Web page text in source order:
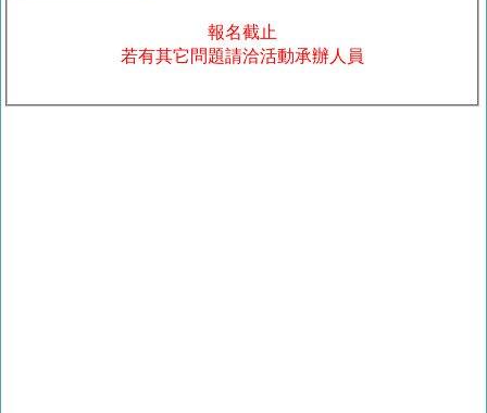
報名截止
若有其它問題請洽活動承辦人員